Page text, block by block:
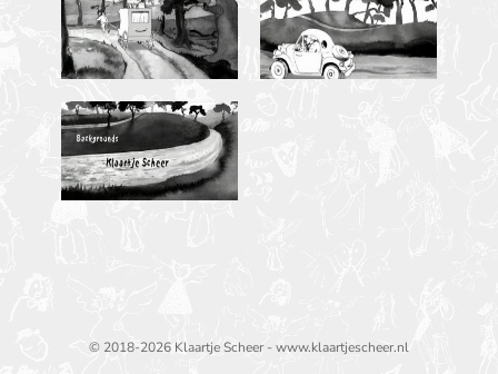
© 2018-2026 Klaartje Scheer - www.klaartjescheer.nl